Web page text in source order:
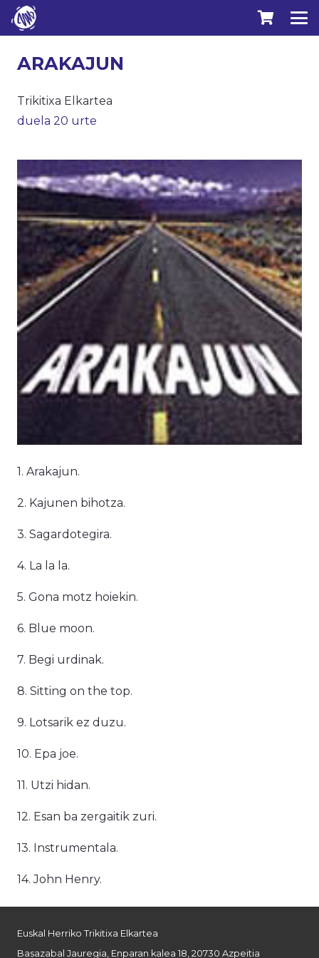
ARAKAJUN
Trikitixa Elkartea
duela 20 urte
1. Arakajun.
2. Kajunen bihotza.
3. Sagardotegira.
4. La la la.
5. Gona motz hoiekin.
6. Blue moon.
7. Begi urdinak.
8. Sitting on the top.
9. Lotsarik ez duzu.
10. Epa joe.
11. Utzi hidan.
12. Esan ba zergaitik zuri.
13. Instrumentala.
14. John Henry.
Euskal Herriko Trikitixa Elkartea
Basazabal Jauregia, Enparan kalea 18, 20730 Azpeitia